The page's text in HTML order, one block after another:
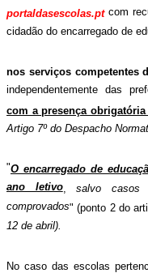
portaldasescolas.ptcom
cidadão do encarregado de
nos serviços competentes
independentemente das
com a presença
Artigo 7º do Despacho
"O encarregado de
ano letivo,salvo casos
comprovados" (ponto 2 do
12 de abril).
No caso das escolas